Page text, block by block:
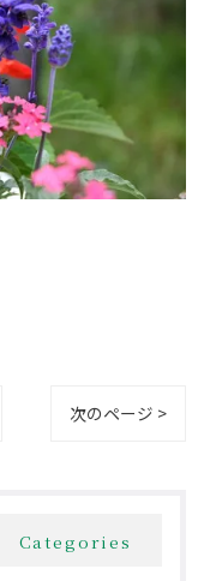
次のページ >
Categories